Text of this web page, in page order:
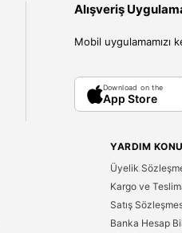
Alışveriş
Mobil uygulamamızı
Download on the
App Store
YARDIM
Üyelik
Kargo ve
Satış
Banka Hesap